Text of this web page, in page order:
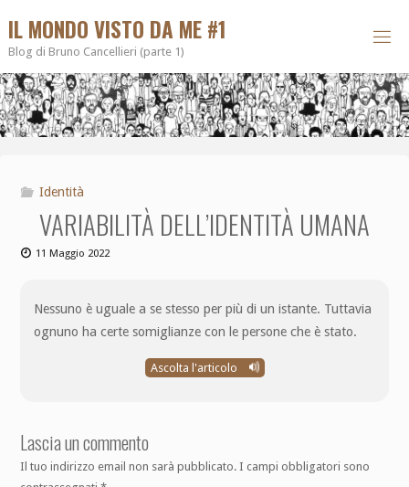
IL MONDO VISTO DA ME #1
Blog di Bruno Cancellieri (parte 1)
Identità
VARIABILITÀ DELL’IDENTITÀ UMANA
11 Maggio 2022
Nessuno è uguale a se stesso per più di un istante. Tuttavia
ognuno ha certe somiglianze con le persone che è stato.
Ascolta l'articolo
Lascia un commento
Il tuo indirizzo email non sarà pubblicato. I campi obbligatori sono